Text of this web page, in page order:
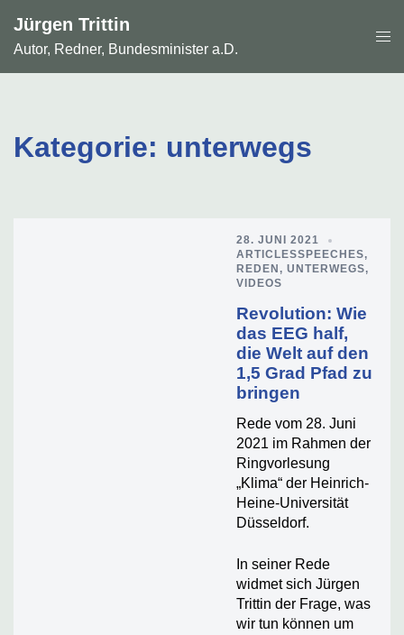
Inhalt
springen
Jürgen Trittin
Autor, Redner, Bundesminister a.D.
Kategorie: unterwegs
28. JUNI 2021
ARTICLESSPEECHES,
REDEN ,UNTERWEGS,
VIDEOS
Revolution: Wie
das EEG half,
die Welt auf den
1,5 Grad Pfad zu
bringen
Rede vom 28. Juni
2021 im Rahmen der
Ringvorlesung
„Klima“ der Heinrich-
Heine-Universität
Düsseldorf.
In seiner Rede
widmet sich Jürgen
Trittin der Frage, was
wir tun können um